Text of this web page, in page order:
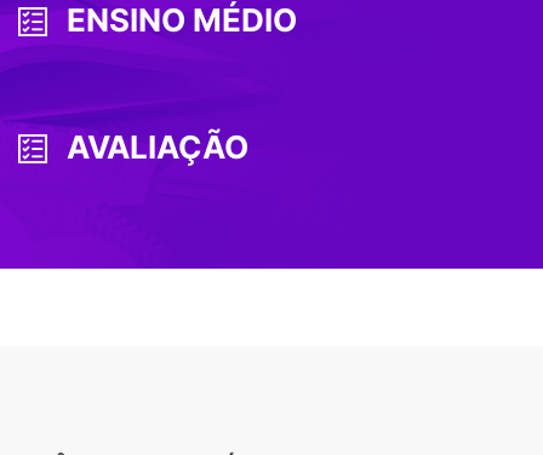
ENSINO MÉDIO
AVALIAÇÃO